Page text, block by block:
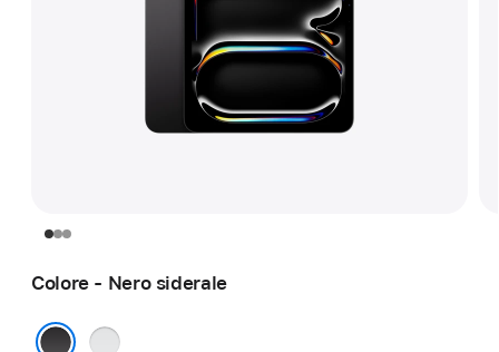
Colore - Nero siderale
Argento